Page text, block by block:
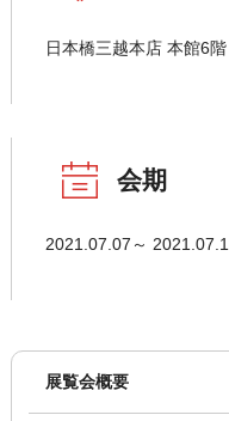
日本橋三越本店 本館6
会期
2021.07.07～
展覧会概要